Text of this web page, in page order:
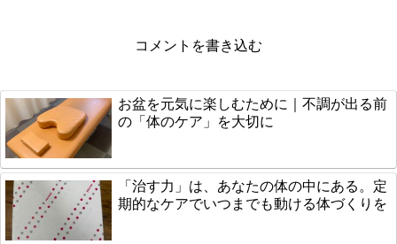
コメントを書き込む
お盆を元気に楽しむために｜不調が出る前
の「体のケア」を大切に
「治す力」は、あなたの体の中にある。定
期的なケアでいつまでも動ける体づくりを